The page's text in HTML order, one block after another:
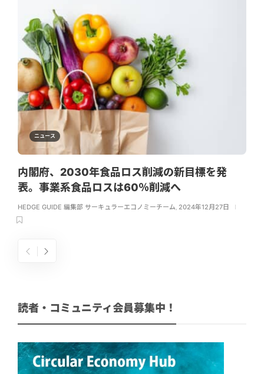
ニュース
内閣府、2030年食品ロス削減の新目標を発
表。事業系食品ロスは60％削減へ
HEDGE GUIDE 編集部 サーキュラーエコノミーチーム, 2024年12月27日
読者・コミュニティ会員募集中！